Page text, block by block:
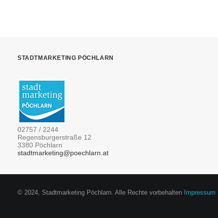
STADTMARKETING PÖCHLARN
02757 / 2244
Regensburgerstraße 12
3380 Pöchlarn
stadtmarketing@poechlarn.at
© 2024, Stadtmarketing Pöchlarn. Alle Rechte vorbehalten Impressum